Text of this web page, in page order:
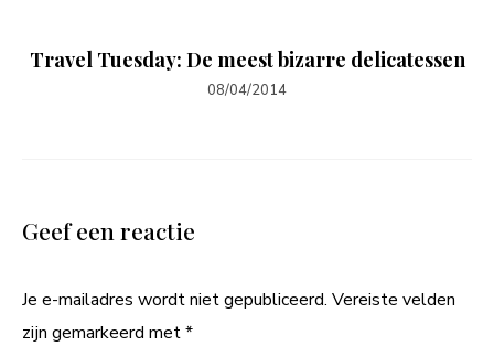
Travel Tuesday: De meest bizarre delicatessen
08/04/2014
Geef een reactie
Je e-mailadres wordt niet gepubliceerd. Vereiste velden
zijn gemarkeerd met*